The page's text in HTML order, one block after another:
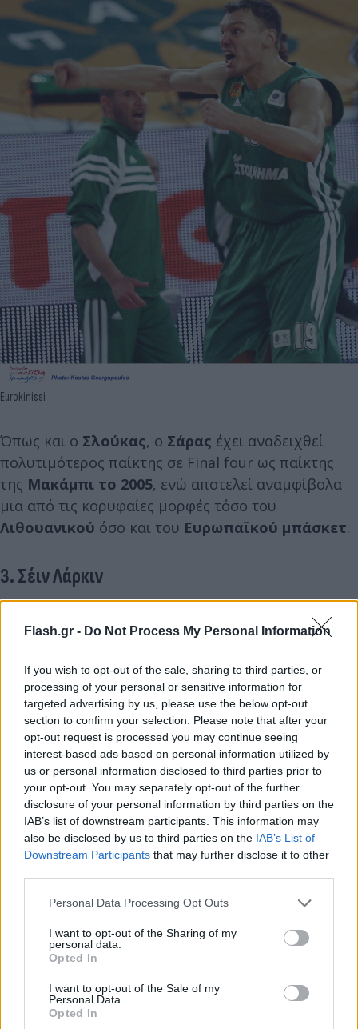
Flash.gr - Do Not Process My Personal Information
If you wish to opt-out of the sale, sharing to third parties, or
processing of your personal or sensitive information for
targeted advertising by us, please use the below opt-out
section to confirm your selection. Please note that after your
opt-out request is processed you may continue seeing
interest-based ads based on personal information utilized by
us or personal information disclosed to third parties prior to
your opt-out. You may separately opt-out of the further
disclosure of your personal information by third parties on the
IAB’s list of downstream participants. This information may
also be disclosed by us to third parties on the IAB’s List of
Downstream Participants that may further disclose it to other
Please note that this website/app uses one or more Google
not limited to your visit or usage behaviour. You may click to
grant or deny consent to Google and its third-party tags to
use your data for below specified purposes in below Google
consent section.
Personal Data Processing Opt Outs
I want to opt-out of the Sharing of my
personal data.
Opted In
I want to opt-out of the Sale of my
Personal Data.
Opted In
Eurokinissi
Όπως και ο Σλούκας, ο Σάρας έχει αναδειχθεί
πολυτιμότερος παίκτης σε Final four ως παίκτης
της Μακάμπι το 2005, ενώ αποτελεί αναμφίβολα
μια από τις κορυφαίες μορφές τόσο του
Λιθουανικού όσο και του Ευρωπαϊκού μπάσκετ.
3. Σέιν Λάρκιν
Ίσως ο μοναδικός της λίστας, που υπό κανονικές
συνθήκες θα είχε βρεθεί στην κορυφή του βάθρου
κατέγραφε πρωτόγνωρα (για την εποχή) νούμερα
στηνEuroLeague .